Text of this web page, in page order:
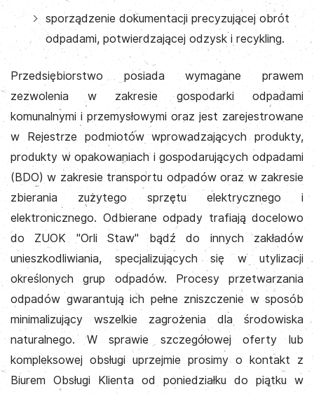
sporządzenie dokumentacji precyzującej obrót
odpadami, potwierdzającej odzysk i recykling.
Przedsiębiorstwo posiada wymagane prawem
zezwolenia w zakresie gospodarki odpadami
komunalnymi i przemysłowymi oraz jest zarejestrowane
w Rejestrze podmiotów wprowadzających produkty,
produkty w opakowaniach i gospodarujących odpadami
(BDO) w zakresie transportu odpadów oraz w zakresie
zbierania zużytego sprzętu elektrycznego i
elektronicznego. Odbierane odpady trafiają docelowo
do ZUOK "Orli Staw" bądź do innych zakładów
unieszkodliwiania, specjalizujących się w utylizacji
określonych grup odpadów. Procesy przetwarzania
odpadów gwarantują ich pełne zniszczenie w sposób
minimalizujący wszelkie zagrożenia dla środowiska
naturalnego. W sprawie szczegółowej oferty lub
kompleksowej obsługi uprzejmie prosimy o kontakt z
Biurem Obsługi Klienta od poniedziałku do piątku w